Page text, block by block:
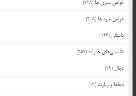
خواص سبزی ها (228)
خواص میوه ها (308)
داستان(146)
دانستنی‌های خانواده (357)
دجال (29)
دعاها و زیارت (19)